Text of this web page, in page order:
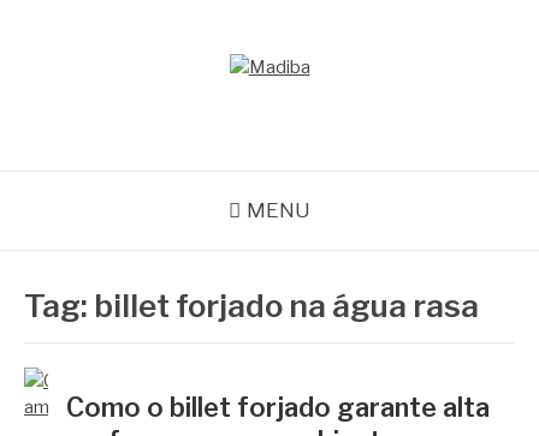
MENU
Tag: billet forjado na água rasa
Como o billet forjado garante alta